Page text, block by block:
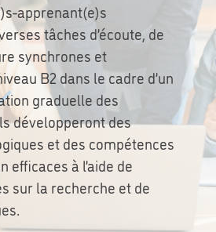
apprenant(e)s
tâches d’écoute, de
synchrones et
B2 dans le cadre d’un
graduelle des
développeront des
et des compétences
efficaces à l’aide de
sur la recherche et de